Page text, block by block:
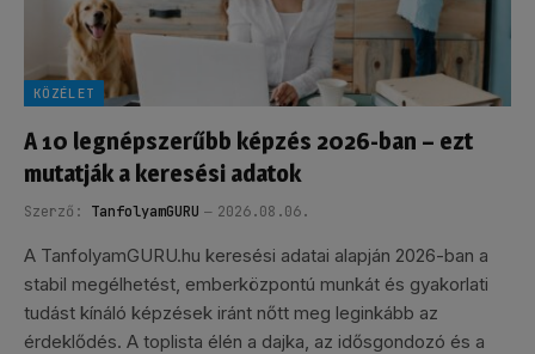
KÖZÉLET
A 10 legnépszerűbb képzés 2026-ban – ezt
mutatják a keresési adatok
Szerző: TanfolyamGURU 2026.08.06.
A TanfolyamGURU.hu keresési adatai alapján 2026-ban a
stabil megélhetést, emberközpontú munkát és gyakorlati
tudást kínáló képzések iránt nőtt meg leginkább az
érdeklődés. A toplista élén a dajka, az idősgondozó és a